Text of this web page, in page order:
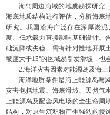
海岛周边海域的地质勘探研究
海底地质结构进行评估，分析海底
研究。我国沿海广泛存在深厚淤
度、低承载力直接影响基础设计。
础沉降或失稳，需有针对性地开展
坡度大于15°的区域易引发滑坡，也
2.海洋灾害因素对能源岛及海上
海洋地质条件是海上能源岛与
灾害包括地震、海底滑坡、天然气
上能源岛及配套风电场的全生命周
结构，对原生沉积物产生强烈的侵